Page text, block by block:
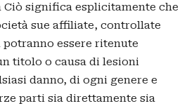
significa esplicitamente che
sue affiliate, controllate
essere ritenute
titolo o causa di lesioni
danno, di ogni genere e
parti sia direttamente sia